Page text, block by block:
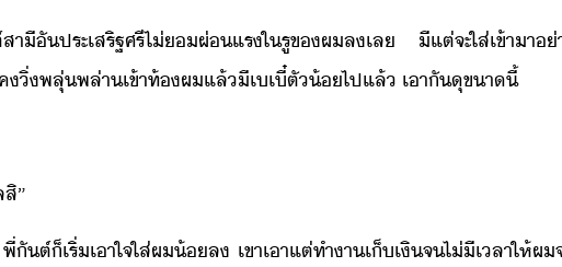
าี​ั​ประเสริฐศรี​ไ่​ผ่แร​ใ​รู​ข​ผ​ล​เล​ ​ี​แต่​จะ​ใส่​เข้าา​
​พลุ​่​พ​ล่า​เข้า​ท้​ผ​แล้​ี​เ​เี​๋​ตั​้​ไป​แล้​ ​เา​ั​ุ​ขา​ี้​
​”​
ต์​็​เริ่​เาใจใส่​ผ​้ล​ ​เขา​เาแต่​ทำา​เ็เิ​จ​ไ่ีเลา​ให้​ผ